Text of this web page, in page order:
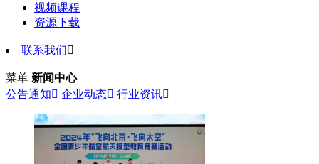
视频课程
资源下载
联系我们
菜单 新闻中心
公告通知 企业动态 行业资讯